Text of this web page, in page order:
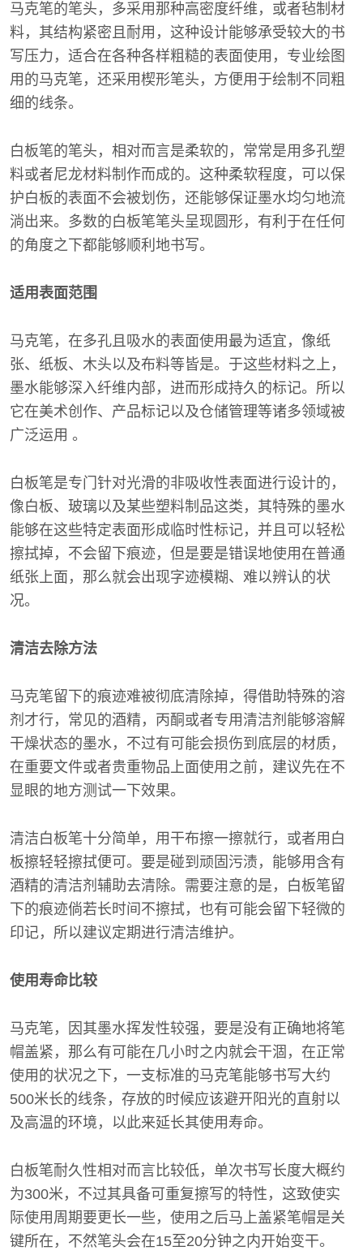
马克笔的笔头，多采用那种高密度纤维，或者毡制材
料，其结构紧密且耐用，这种设计能够承受较大的书
写压力，适合在各种各样粗糙的表面使用，专业绘图
用的马克笔，还采用楔形笔头，方便用于绘制不同粗
细的线条。
白板笔的笔头，相对而言是柔软的，常常是用多孔塑
料或者尼龙材料制作而成的。这种柔软程度，可以保
护白板的表面不会被划伤，还能够保证墨水均匀地流
淌出来。多数的白板笔笔头呈现圆形，有利于在任何
的角度之下都能够顺利地书写。
适用表面范围
马克笔，在多孔且吸水的表面使用最为适宜，像纸
张、纸板、木头以及布料等皆是。于这些材料之上，
墨水能够深入纤维内部，进而形成持久的标记。所以
它在美术创作、产品标记以及仓储管理等诸多领域被
广泛运用 。
白板笔是专门针对光滑的非吸收性表面进行设计的，
像白板、玻璃以及某些塑料制品这类，其特殊的墨水
能够在这些特定表面形成临时性标记，并且可以轻松
擦拭掉，不会留下痕迹，但是要是错误地使用在普通
纸张上面，那么就会出现字迹模糊、难以辨认的状
况。
清洁去除方法
马克笔留下的痕迹难被彻底清除掉，得借助特殊的溶
剂才行，常见的酒精，丙酮或者专用清洁剂能够溶解
干燥状态的墨水，不过有可能会损伤到底层的材质，
在重要文件或者贵重物品上面使用之前，建议先在不
显眼的地方测试一下效果。
清洁白板笔十分简单，用干布擦一擦就行，或者用白
板擦轻轻擦拭便可。要是碰到顽固污渍，能够用含有
酒精的清洁剂辅助去清除。需要注意的是，白板笔留
下的痕迹倘若长时间不擦拭，也有可能会留下轻微的
印记，所以建议定期进行清洁维护。
使用寿命比较
马克笔，因其墨水挥发性较强，要是没有正确地将笔
帽盖紧，那么有可能在几小时之内就会干涸，在正常
使用的状况之下，一支标准的马克笔能够书写大约
500米长的线条，存放的时候应该避开阳光的直射以
及高温的环境，以此来延长其使用寿命。
白板笔耐久性相对而言比较低，单次书写长度大概约
为300米，不过其具备可重复擦写的特性，这致使实
际使用周期要更长一些，使用之后马上盖紧笔帽是关
键所在，不然笔头会在15至20分钟之内开始变干。